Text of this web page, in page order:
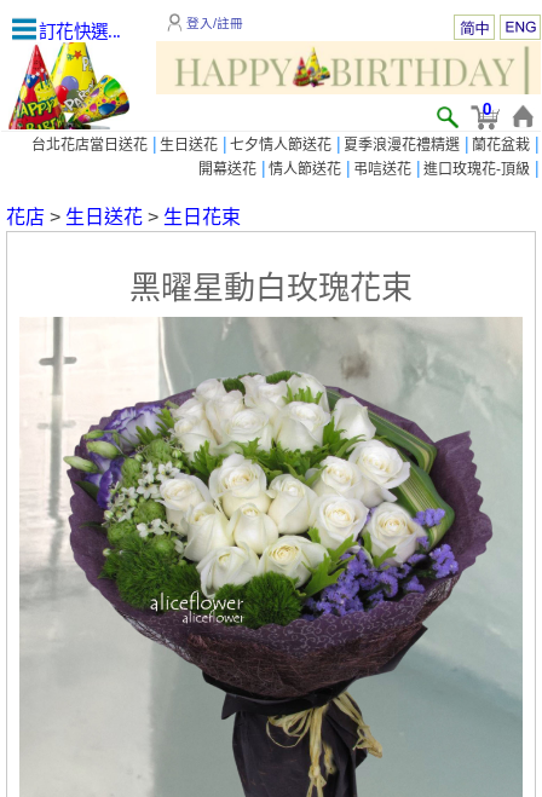
訂花快選... 登入/註冊
0
台北花店當日送花 | 生日送花 | 七夕情人節送花 | 夏季浪漫花禮精選 | 蘭花盆栽 |
開幕送花 | 情人節送花 | 弔唁送花 | 進口玫瑰花-頂級 |
花店 > 生日送花 > 生日花束
黑曜星動白玫瑰花束